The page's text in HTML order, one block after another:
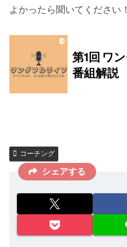
よかったら聞いてください！
コーチング
シェアする